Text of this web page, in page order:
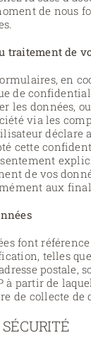
de nous
traitement de
en
de
les données,
via les
déclare
cette
de vos
aux
font
telles
postale,
à partir de
de collecte de